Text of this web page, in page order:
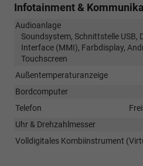
Infotainment &
Audioanlage
Soundsystem, Schnittstelle USB,
Interface (MMI), Farbdisplay,
Touchscreen
Außentemperaturanzeige
Bordcomputer
Telefon
Uhr & Drehzahlmesser
Volldigitales Kombiinstrument